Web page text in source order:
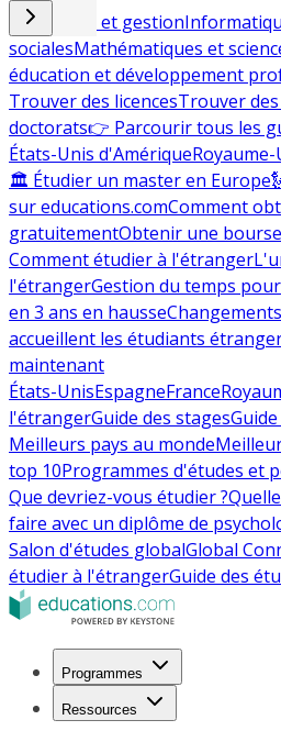
Commerce et gestion
socialesMathématiques et
éducation et développement
Trouver des licencesTrouver
doctorats👉 Parcourir tous les
États-Unis d'AmériqueRoyaume-
🏛 Étudier un master en Europe
sur educations.comComment
gratuitementObtenir une
Comment étudier à l'étranger
l'étrangerGestion du temps
en 3 ans en hausse
accueillent les étudiants
maintenant
États-UnisEspagneFrance
l'étrangerGuide des stages
Meilleurs pays au monde
top 10Programmes d'études et
Que devriez-vous étudier ?
faire avec un diplôme de
Salon d'études globalGlobal
étudier à l'étrangerGuide des
Programmes
Ressources